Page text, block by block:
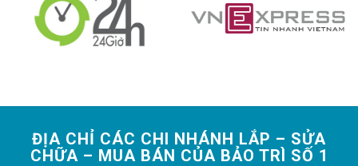
ĐỊA CHỈ CÁC CHI NHÁNH LẮP – SỬA
CHỮA – MUA BÁN CỦA BẢO TRÌ SỐ 1